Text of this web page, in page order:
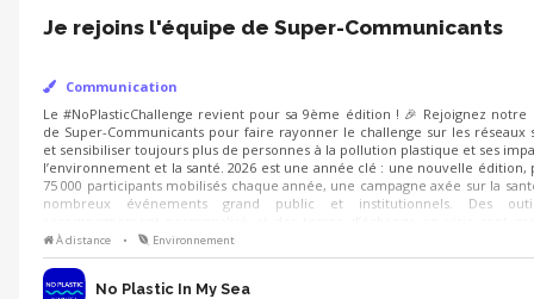
Je rejoins l'équipe de Super-Communicants
Communication
Le #NoPlasticChallenge revient pour sa 9ème édition ! 🎉 Rejoignez
Communicants pour faire rayonner le challenge sur les réseaux sociaux
de personnes à la pollution plastique et ses impacts sur l’environnement
année clé : une nouvelle édition, plus de 75 000 participants mobilisés
axée sur la santé et de nombreux événements grand public et
accompagnement personnalisé et des temps d’échange en visio sont
À distance • Environnement
No Plastic In My Sea